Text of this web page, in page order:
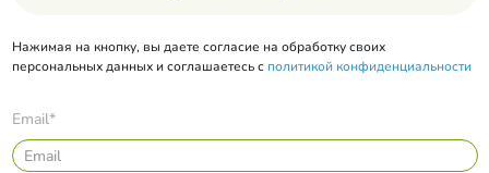
Нажимая на кнопку, вы даете согласие на обработку своих
персональных данных и соглашаетесь с политикой конфиденциальности
Email*